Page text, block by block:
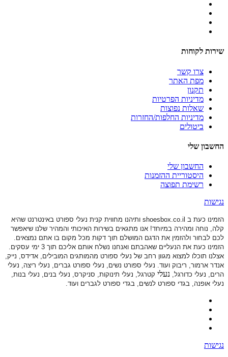
שירות לקוחות
צרו קשר
מפת האתר
תקנון
מדיניות הפרטיות
שאלות נפוצות
מדיניות החלפות/החזרות
ביטולים
החשבון שלי
החשבון שלי
היסטוריית ההזמנות
רשימת תפוצה
נגישות
הזמינו כעת ב shoesbox.co.il ותיהנו מחווית קנית נעלי ספורט באינטרנט שהיא
קלה, נוחה ומהירה במיוחד! אנו מתגאים בשירות האיכותי והמהיר שלנו שיאפשר
לכם לבחור ולהזמין את הדגם המושלם תוך דקות מכל מקום בו אתם נמצאים.
הזמינו כעת את הנעליים שאהבתם ואנחנו נשלח אותם אליכם תוך 3 ימי עסקים.
אצלנו תוכלו למצוא מגוון רחב של נעלי ספורט מהמותגים המובילים, אדידס, נייק,
אנדר ארמור, ריבוק ועוד. נעלי ספורט נשים, נעלי ספורט גברים, נעלי ריצה, נעלי
הרים, נעלי כדורגל, נעלי קטרגל, נעלי תינוקות, סניקרס, נעלי בנים, נעלי בנות,
נעלי אופנה, בגדי ספורט לנשים, בגדי ספורט לגברים ועוד.
נגישות